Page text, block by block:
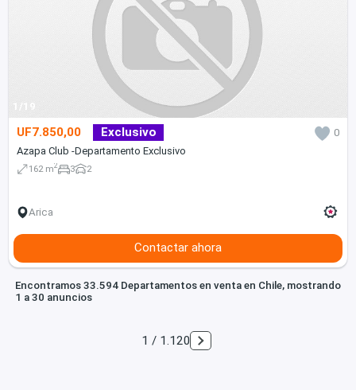
1/19
UF7.850,00 Exclusivo
0
Azapa Club -Departamento Exclusivo
162 m2 3 2
Arica
Contactar ahora
Encontramos 33.594 Departamentos en venta en Chile, mostrando
1 a 30 anuncios
1 / 1.120